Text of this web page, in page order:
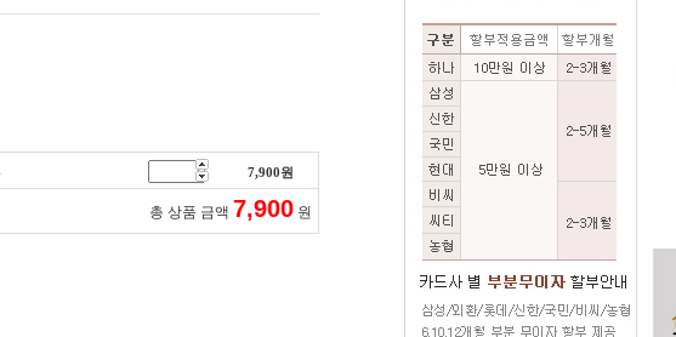
7,900원
총 상품 금액 7,900 원